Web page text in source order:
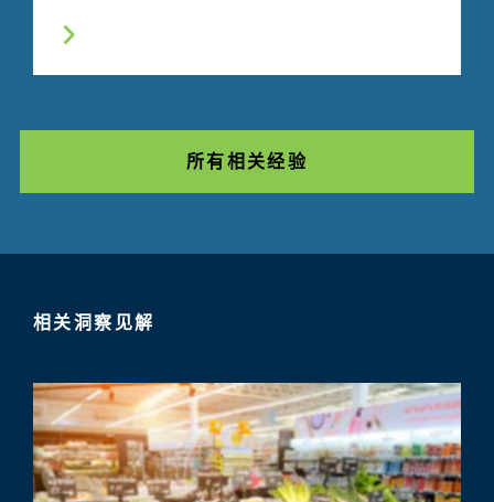
所有相关经验
相关洞察见解